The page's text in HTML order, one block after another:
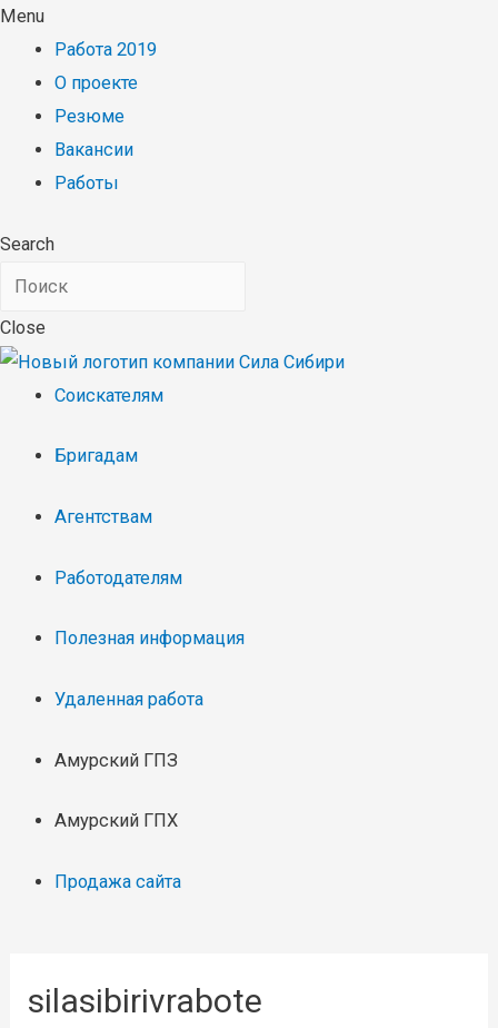
Menu
Работа 2019
О проекте
Резюме
Вакансии
Работы
Search
Close
Соискателям
Бригадам
Агентствам
Работодателям
Полезная информация
Удаленная работа
Амурский ГПЗ
Амурский ГПХ
Продажа сайта
silasibirivrabote